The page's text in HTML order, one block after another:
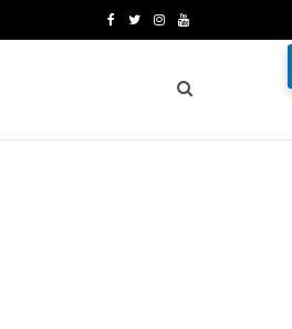
e
T
t
I
t
Y
u
T